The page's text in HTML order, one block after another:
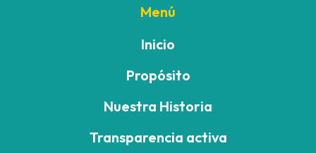
Menú
Inicio
Propósito
Nuestra Historia
Transparencia activa